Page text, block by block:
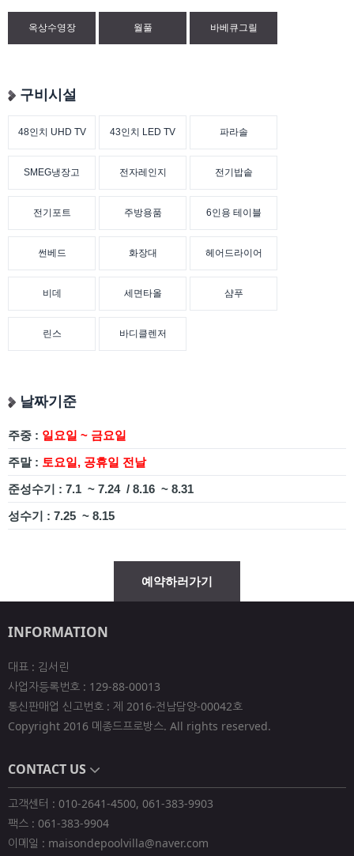
옥상수영장 월풀 바베큐그릴
구비시설
48인치 UHD TV 43인치 LED TV 파라솔
SMEG냉장고 전자레인지 전기밥솥
전기포트 주방용품 6인용 테이블
썬베드 화장대 헤어드라이어
비데 세면타올 샴푸
린스 바디클렌저
날짜기준
주중 : 일요일 ~ 금요일
주말 : 토요일, 공휴일 전날
준성수기 : 7.1 ~ 7.24 / 8.16 ~ 8.31
성수기 : 7.25 ~ 8.15
예약하러가기
INFORMATION
대표 : 김서린
사업자등록번호 : 129-88-00013
통신판매업 신고번호 : 제 2016-전남담양-00042호
Copyright 2016 메종드프로방스. All rights reserved.
CONTACT US
고객센터 : 010-2641-4500, 061-383-9903
팩스 : 061-383-9904
이메일 : maisondepoolvilla@naver.com